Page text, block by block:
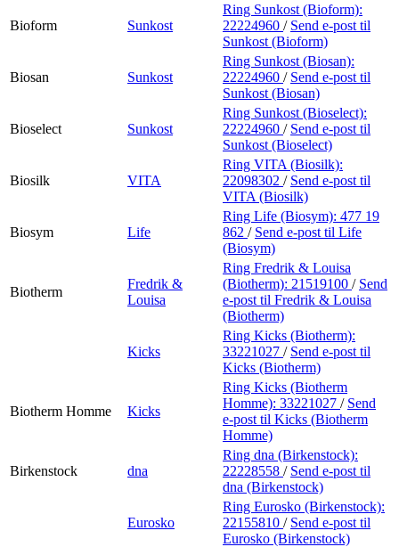
Bioform Sunkost
Ring Sunkost (Bioform):
22224960 / Send e-post til
Sunkost (Bioform)
Biosan Sunkost
Ring Sunkost (Biosan):
22224960 / Send e-post til
Sunkost (Biosan)
Bioselect Sunkost
Ring Sunkost (Bioselect):
22224960 / Send e-post til
Sunkost (Bioselect)
Biosilk VITA
Ring VITA (Biosilk):
22098302 / Send e-post til
VITA (Biosilk)
Biosym Life
Ring Life (Biosym): 477 19
862 / Send e-post til Life
(Biosym)
Biotherm
Fredrik &
Louisa
Ring Fredrik & Louisa
(Biotherm): 21519100 / Send
e-post til Fredrik & Louisa
(Biotherm)
Kicks
Ring Kicks (Biotherm):
33221027 / Send e-post til
Kicks (Biotherm)
Biotherm Homme Kicks
Ring Kicks (Biotherm
Homme): 33221027 / Send
e-post til Kicks (Biotherm
Homme)
Birkenstock dna
Ring dna (Birkenstock):
22228558 / Send e-post til
dna (Birkenstock)
Eurosko
Ring Eurosko (Birkenstock):
22155810 / Send e-post til
Eurosko (Birkenstock)